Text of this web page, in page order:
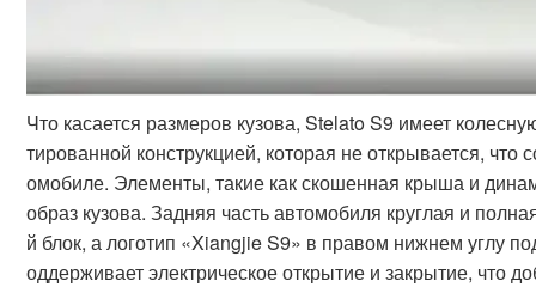
Что касается размеров кузова, Stelato S9 имеет
тированной конструкцией, которая не открывается,
омобиле. Элементы, такие как скошенная крыша и
образ кузова. Задняя часть автомобиля круглая и
й блок, а логотип «Xiangjie S9» в правом нижнем углу
оддерживает электрическое открытие и закрытие, что